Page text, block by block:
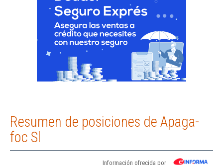
Resumen de posiciones de Apaga-
foc Sl
Información ofrecida por